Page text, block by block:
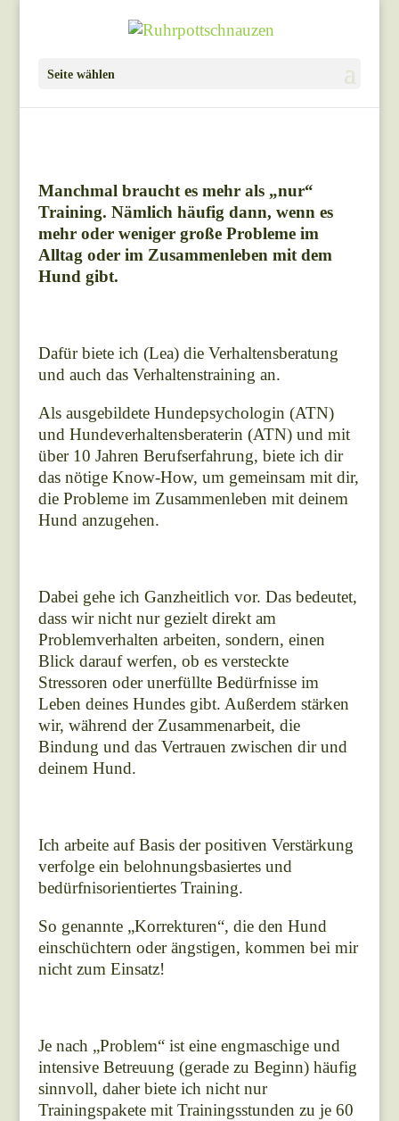
Seite wählen
Manchmal braucht es mehr als „nur“
Training. Nämlich häufig dann, wenn es
mehr oder weniger große Probleme im
Alltag oder im Zusammenleben mit dem
Hund gibt.
Dafür biete ich (Lea) die Verhaltensberatung
und auch das Verhaltenstraining an.
Als ausgebildete Hundepsychologin (ATN)
und Hundeverhaltensberaterin (ATN) und mit
über 10 Jahren Berufserfahrung, biete ich dir
das nötige Know-How, um gemeinsam mit dir,
die Probleme im Zusammenleben mit deinem
Hund anzugehen.
Dabei gehe ich Ganzheitlich vor. Das bedeutet,
dass wir nicht nur gezielt direkt am
Problemverhalten arbeiten, sondern, einen
Blick darauf werfen, ob es versteckte
Stressoren oder unerfüllte Bedürfnisse im
Leben deines Hundes gibt. Außerdem stärken
wir, während der Zusammenarbeit, die
Bindung und das Vertrauen zwischen dir und
deinem Hund.
Ich arbeite auf Basis der positiven Verstärkung
verfolge ein belohnungsbasiertes und
bedürfnisorientiertes Training.
So genannte „Korrekturen“, die den Hund
einschüchtern oder ängstigen, kommen bei mir
nicht zum Einsatz!
Je nach „Problem“ ist eine engmaschige und
intensive Betreuung (gerade zu Beginn) häufig
sinnvoll, daher biete ich nicht nur
Trainingspakete mit Trainingsstunden zu je 60